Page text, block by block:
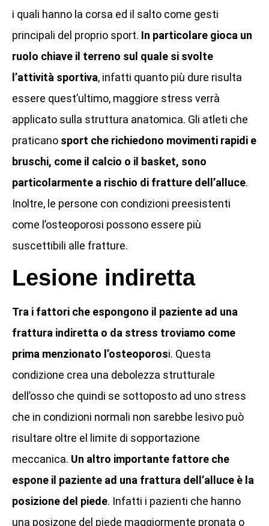
i quali hanno la corsa ed il salto come gesti
principali del proprio sport. In particolare gioca un
ruolo chiave il terreno sul quale si svolte
l’attività sportiva, infatti quanto più dure risulta
essere quest’ultimo, maggiore stress verrà
applicato sulla struttura anatomica. Gli atleti che
praticano sport che richiedono movimenti rapidi e
bruschi, come il calcio o il basket, sono
particolarmente a rischio di fratture dell’alluce.
Inoltre, le persone con condizioni preesistenti
come l’osteoporosi possono essere più
suscettibili alle fratture.
Lesione indiretta
Tra i fattori che espongono il paziente ad una
frattura indiretta o da stress troviamo come
prima menzionato l’osteoporosi. Questa
condizione crea una debolezza strutturale
dell’osso che quindi se sottoposto ad uno stress
che in condizioni normali non sarebbe lesivo può
risultare oltre el limite di sopportazione
meccanica. Un altro importante fattore che
espone il paziente ad una frattura dell’alluce è la
posizione del piede. Infatti i pazienti che hanno
una posizone del piede maggiormente pronata o